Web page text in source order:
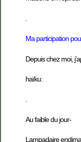
Ma participation
Depuis chez moi,
haïku:
.
Au faible du jour-
Lampadaire